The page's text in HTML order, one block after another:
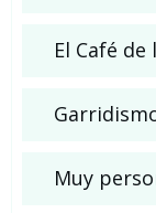
El Café de
Muy